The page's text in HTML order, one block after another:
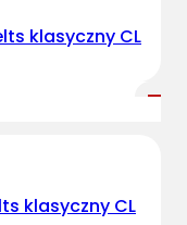
klasyczny CL
klasyczny CL